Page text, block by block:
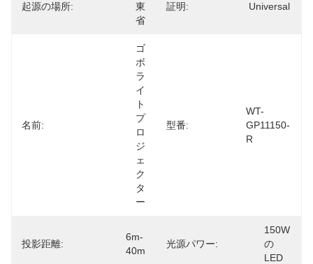
起源の場所:
東
省
証明: Universal
名前:
ゴ
ボ
ラ
イ
ト
プ
ロ
ジ
ェ
ク
タ
ー
型番:
WT-
GP11150-
R
投影距離:
6m-
40m
光源パワー:
150W
の
LED